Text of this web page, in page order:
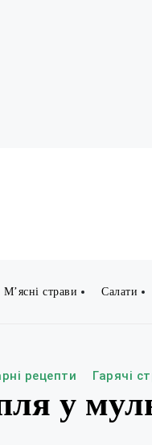
М’ясні страви Салати
рецепти Гарячі
у